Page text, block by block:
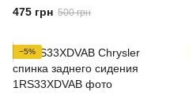
торпеди
475 грн 500 грн
−5%